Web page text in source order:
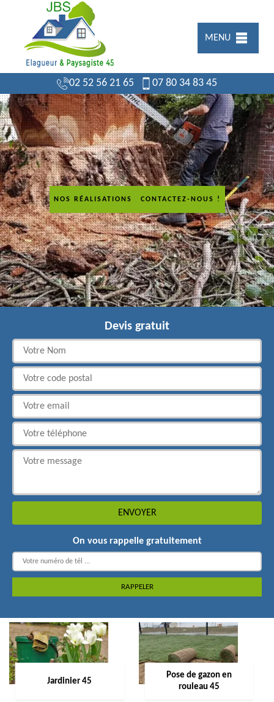
MENU
02 52 56 21 65 07 80 34 83 45
NOS RÉALISATIONS CONTACTEZ-NOUS !
Devis gratuit
On vous rappelle gratuitement
Jardinier 45
Pose de gazon en
rouleau 45